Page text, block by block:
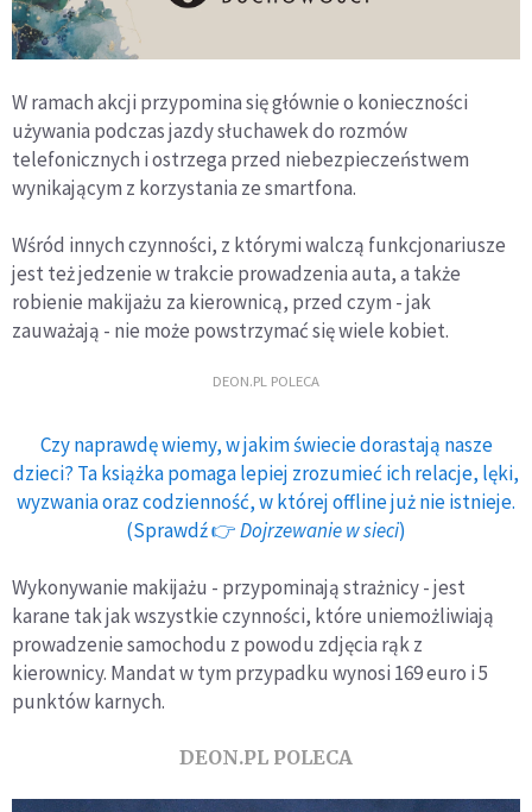
W ramach akcji przypomina się głównie o konieczności
używania podczas jazdy słuchawek do rozmów
telefonicznych i ostrzega przed niebezpieczeństwem
wynikającym z korzystania ze smartfona.
Wśród innych czynności, z którymi walczą funkcjonariusze
jest też jedzenie w trakcie prowadzenia auta, a także
robienie makijażu za kierownicą, przed czym - jak
zauważają - nie może powstrzymać się wiele kobiet.
DEON.PL POLECA
Czy naprawdę wiemy, w jakim świecie dorastają nasze
dzieci? Ta książka pomaga lepiej zrozumieć ich relacje, lęki,
wyzwania oraz codzienność, w której offline już nie istnieje.
(Sprawdź 👉Dojrzewanie w sieci)
Wykonywanie makijażu - przypominają strażnicy - jest
karane tak jak wszystkie czynności, które uniemożliwiają
prowadzenie samochodu z powodu zdjęcia rąk z
kierownicy. Mandat w tym przypadku wynosi 169 euro i 5
punktów karnych.
DEON.PL POLECA